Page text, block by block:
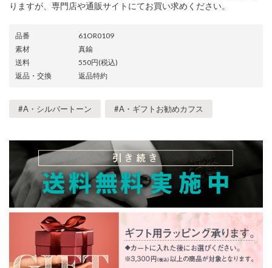
りますが、専門店や通販サイトにてお買い求めください。
品番
61OR0109
素材
真鍮
送料
550円(税込)
返品・交換
返品特約
#A・シルバートーン #A・ギフトお勧めカフス